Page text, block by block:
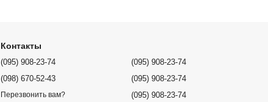
Контакты
(095) 908-23-74
(098) 670-52-43
Перезвонить вам?
(095) 908-23-74
(095) 908-23-74
(095) 908-23-74